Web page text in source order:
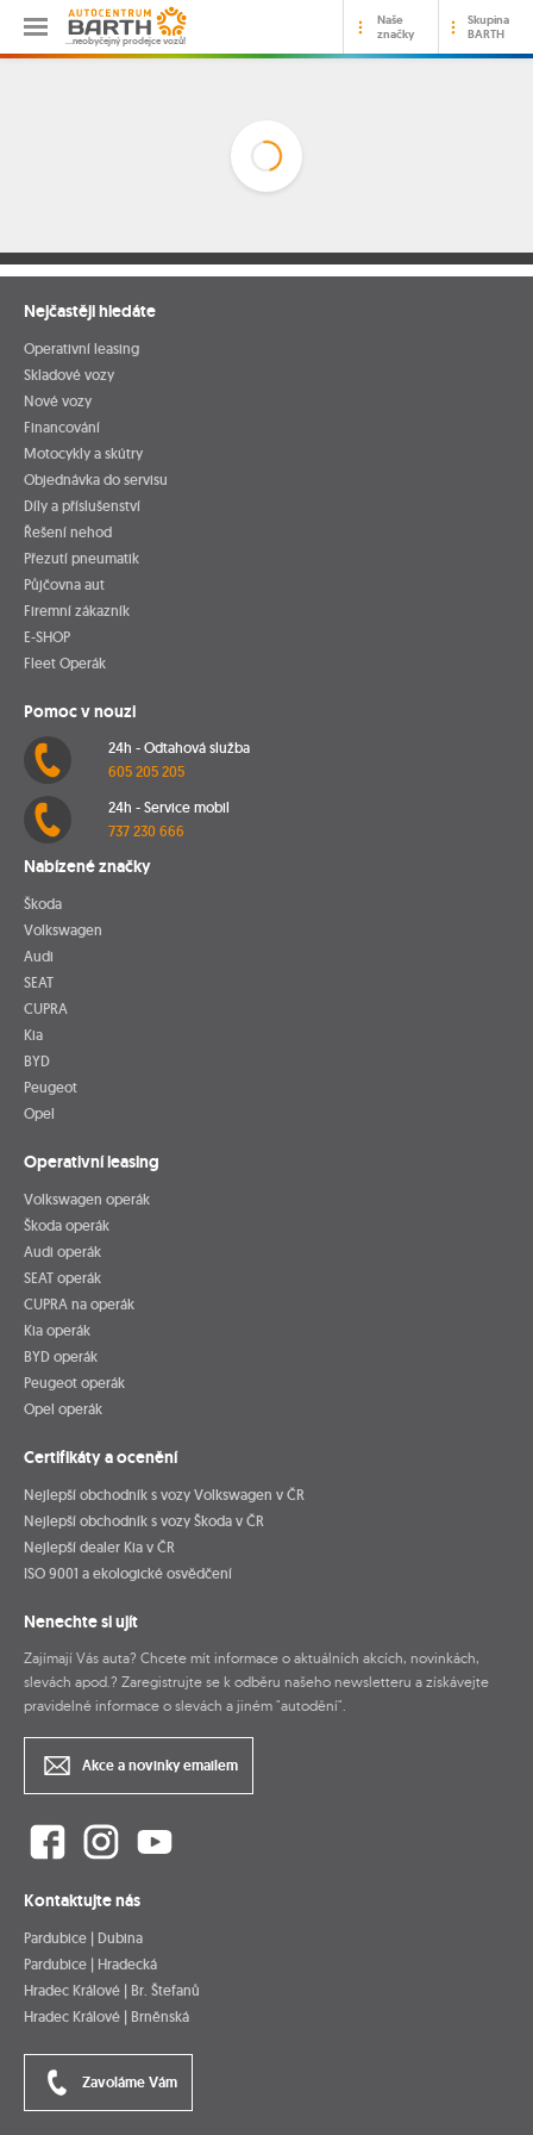
…neobyčejný prodejce vozů!
Naše
značky
Skupina
BARTH
Nejčastěji hledáte
Operativní leasing
Skladové vozy
Nové vozy
Financování
Motocykly a skútry
Objednávka do servisu
Díly a příslušenství
Řešení nehod
Přezutí pneumatik
Půjčovna aut
Firemní zákazník
E-SHOP
Fleet Operák
Pomoc v nouzi
24h - Odtahová služba
605 205 205
24h - Service mobil
737 230 666
Nabízené značky
Škoda
Volkswagen
Audi
SEAT
CUPRA
Kia
BYD
Peugeot
Opel
Operativní leasing
Volkswagen operák
Škoda operák
Audi operák
SEAT operák
CUPRA na operák
Kia operák
BYD operák
Peugeot operák
Opel operák
Certifikáty a ocenění
Nejlepší obchodník s vozy Volkswagen v ČR
Nejlepší obchodník s vozy Škoda v ČR
Nejlepší dealer Kia v ČR
ISO 9001 a ekologické osvědčení
Nenechte si ujít
Zajímají Vás auta? Chcete mít informace o aktuálních akcích, novinkách,
slevách apod.? Zaregistrujte se k odběru našeho newsletteru a získávejte
pravidelné informace o slevách a jiném "autodění".
Akce a novinky emailem
Kontaktujte nás
Pardubice | Dubina
Pardubice | Hradecká
Hradec Králové | Br. Štefanů
Hradec Králové | Brněnská
Zavoláme Vám